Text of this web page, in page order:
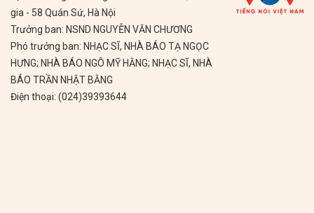
gia - 58 Quán Sứ, Hà Nội
Trưởng ban: NSND NGUYỄN VĂN CHƯƠNG
Phó trưởng ban: NHẠC SĨ, NHÀ BÁO TẠ NGỌC
HƯNG; NHÀ BÁO NGÔ MỸ HẰNG; NHẠC SĨ, NHÀ
BÁO TRẦN NHẬT BẰNG
Điện thoại: (024)39393644